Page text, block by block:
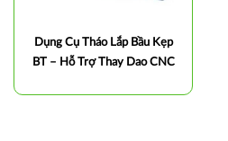
Dụng Cụ Tháo Lắp Bầu Kẹp
BT – Hỗ Trợ Thay Dao CNC